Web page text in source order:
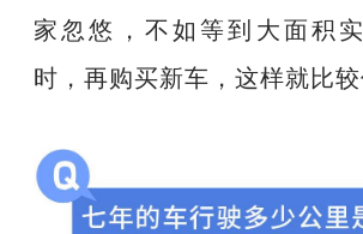
家忽悠，不如等到大面积
时，再购买新车，这样就比较